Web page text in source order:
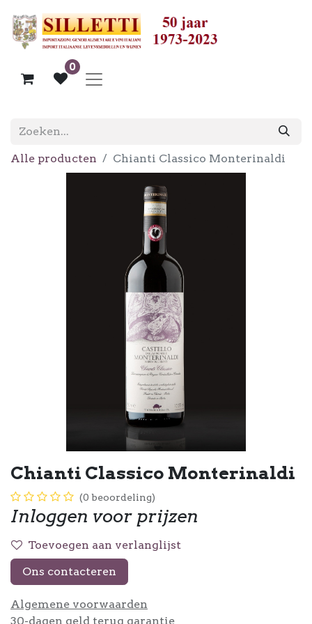
0
Alle producten Chianti Classico Monterinaldi
Chianti Classico Monterinaldi
(0 beoordeling)
Inloggen voor prijzen
Toevoegen aan verlanglijst
Ons contacteren
Algemene voorwaarden
30-dagen geld terug garantie